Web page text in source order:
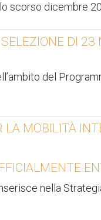
scorso dicembre
DI
del
MOBILITÀ
nella